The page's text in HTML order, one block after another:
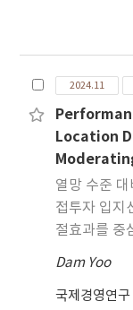
가능성 제
중 패권 경
었으며, 더
에 도전하려
이니셔티브
다. 이러한
중국의 해
로 영향을
째, 해외 직
경향이 있
외 직접 투
2024.11
Location
열망 수준
접투자 입지
절효과를 중
Dam Yoo
국제경영연구